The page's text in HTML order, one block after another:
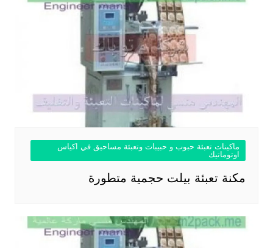
ماكينات تعبئة حبوب و حبيبات وتعبئة مساحيق في اكياس
اوتوماتيك
مكنة تعبئة بيلت حجمية متطورة